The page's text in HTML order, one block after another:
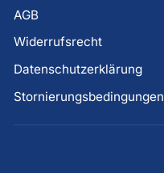
AGB
Widerrufsrecht
Datenschutzerklärung
Stornierungsbedingungen